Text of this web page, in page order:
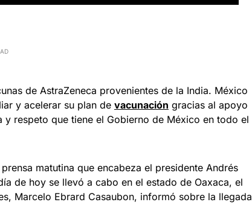
de AstraZeneca provenientes de la India. México
y acelerar su plan de vacunación gracias al apoyo
y respeto que tiene el Gobierno de México en todo el
matutina que encabeza el presidente Andrés
de hoy se llevó a cabo en el estado de Oaxaca, el
Marcelo Ebrard Casaubon, informó sobre la llegada